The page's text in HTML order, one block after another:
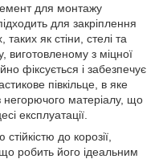
для монтажу
для закріплення
як стіни, стелі та
виготовленому з міцної
фіксується і забезпечує
півкільце, в яке
негорючого матеріалу, що
експлуатації.
до корозії,
робить його ідеальним